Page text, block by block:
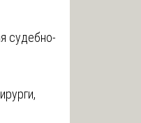
судебно-